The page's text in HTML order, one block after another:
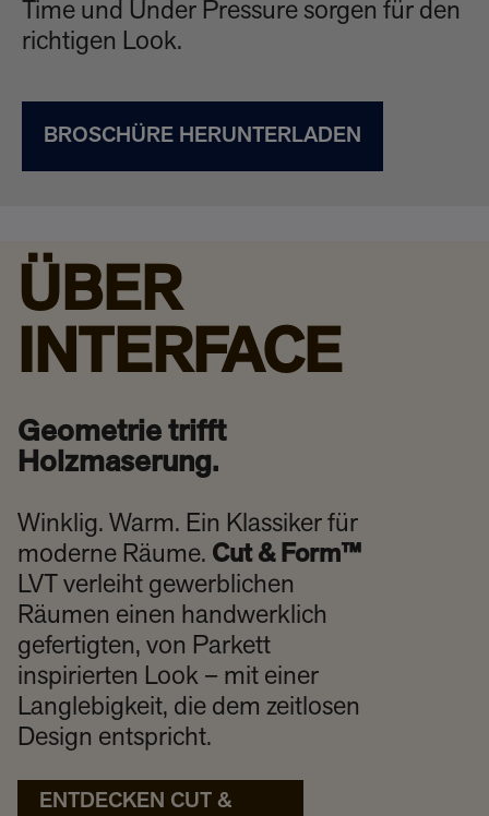
Time und Under Pressure sorgen für den
richtigen Look.
BROSCHÜRE HERUNTERLADEN
ÜBER
INTERFACE
Geometrie trifft
Holzmaserung.
Winklig. Warm. Ein Klassiker für
moderne Räume. Cut & Form™
LVT verleiht gewerblichen
Räumen einen handwerklich
gefertigten, von Parkett
inspirierten Look – mit einer
Langlebigkeit, die dem zeitlosen
Design entspricht.
ENTDECKEN CUT &